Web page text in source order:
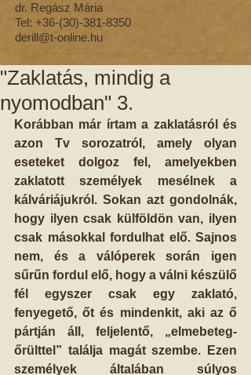
dr. Regász Mária
Tel: +36-(30)-381-8350
derill@t-online.hu
"Zaklatás, mindig a
nyomodban" 3.
Korábban már írtam a zaklatásról és
azon Tv sorozatról, amely olyan
eseteket dolgoz fel, amelyekben
zaklatott személyek mesélnek a
kálváriájukról. Sokan azt gondolnák,
hogy ilyen csak külföldön van, ilyen
csak másokkal fordulhat elő. Sajnos
nem, és a válóperek során igen
sűrűn fordul elő, hogy a válni készülő
fél egyszer csak egy zaklató,
fenyegető, őt és mindenkit, aki az ő
pártján áll, feljelentő, „elmebeteg-
őrülttel” találja magát szembe. Ezen
személyek általában súlyos